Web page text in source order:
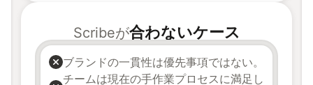
Scribeが合わないケース
ブランドの一貫性は優先事項ではない。
チームは現在の手作業プロセスに満足し